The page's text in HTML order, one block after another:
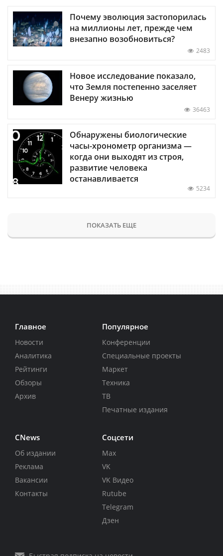
Почему эволюция застопорилась
на миллионы лет, прежде чем
внезапно возобновиться?
2483
Новое исследование показало,
что Земля постепенно заселяет
Венеру жизнью
36463
Обнаружены биологические
часы-хронометр организма —
когда они выходят из строя,
развитие человека
останавливается
5234
ПОКАЗАТЬ ЕЩЕ
Главное
Новости
Аналитика
Рейтинги
Обзоры
Архив
Популярное
Конференции
Специальные проекты
Маркет
Техника
ТВ
Печатные издания
CNews
Об издании
Реклама
Вакансии
Контакты
Соцсети
Max
VK
VK Видео
Rutube
Telegram
Дзен